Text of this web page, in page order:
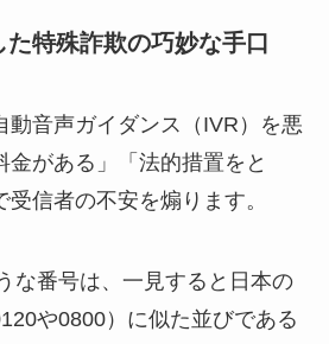
特殊詐欺の巧妙な手口
動音声ガイダンス（IVR）を悪
金がある」「法的措置をと
信者の不安を煽ります。
な番号は、一見すると日本の
や0800）に似た並びである